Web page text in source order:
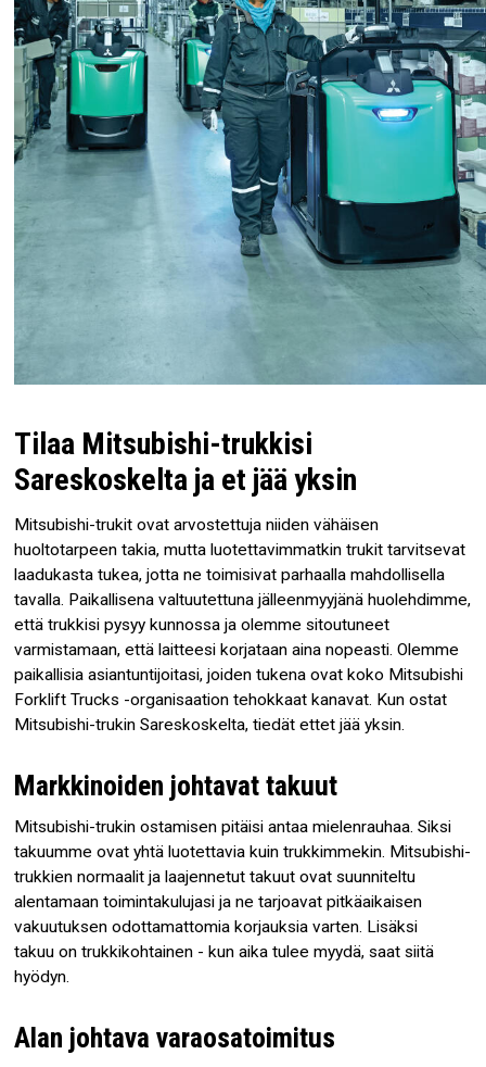
Tilaa Mitsubishi-trukkisi
Sareskoskelta ja et jää yksin
Mitsubishi-trukit ovat arvostettuja niiden vähäisen
huoltotarpeen takia, mutta luotettavimmatkin trukit tarvitsevat
laadukasta tukea, jotta ne toimisivat parhaalla mahdollisella
tavalla. Paikallisena valtuutettuna jälleenmyyjänä huolehdimme,
että trukkisi pysyy kunnossa ja olemme sitoutuneet
varmistamaan, että laitteesi korjataan aina nopeasti. Olemme
paikallisia asiantuntijoitasi, joiden tukena ovat koko Mitsubishi
Forklift Trucks -organisaation tehokkaat kanavat. Kun ostat
Mitsubishi-trukin Sareskoskelta, tiedät ettet jää yksin.
Markkinoiden johtavat takuut
Mitsubishi-trukin ostamisen pitäisi antaa mielenrauhaa. Siksi
takuumme ovat yhtä luotettavia kuin trukkimmekin. Mitsubishi-
trukkien normaalit ja laajennetut takuut ovat suunniteltu
alentamaan toimintakulujasi ja ne tarjoavat pitkäaikaisen
vakuutuksen odottamattomia korjauksia varten. Lisäksi
takuu on trukkikohtainen - kun aika tulee myydä, saat siitä
hyödyn.
Alan johtava varaosatoimitus